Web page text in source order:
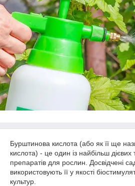
Бурштинова кислота (або як її ще
кислота) - це один із найбільш
препаратів для рослин. Досвідчені
використовують її у якості
культур.